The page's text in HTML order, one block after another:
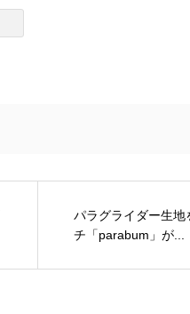
パラグライダー生地
チ「parabum」が...